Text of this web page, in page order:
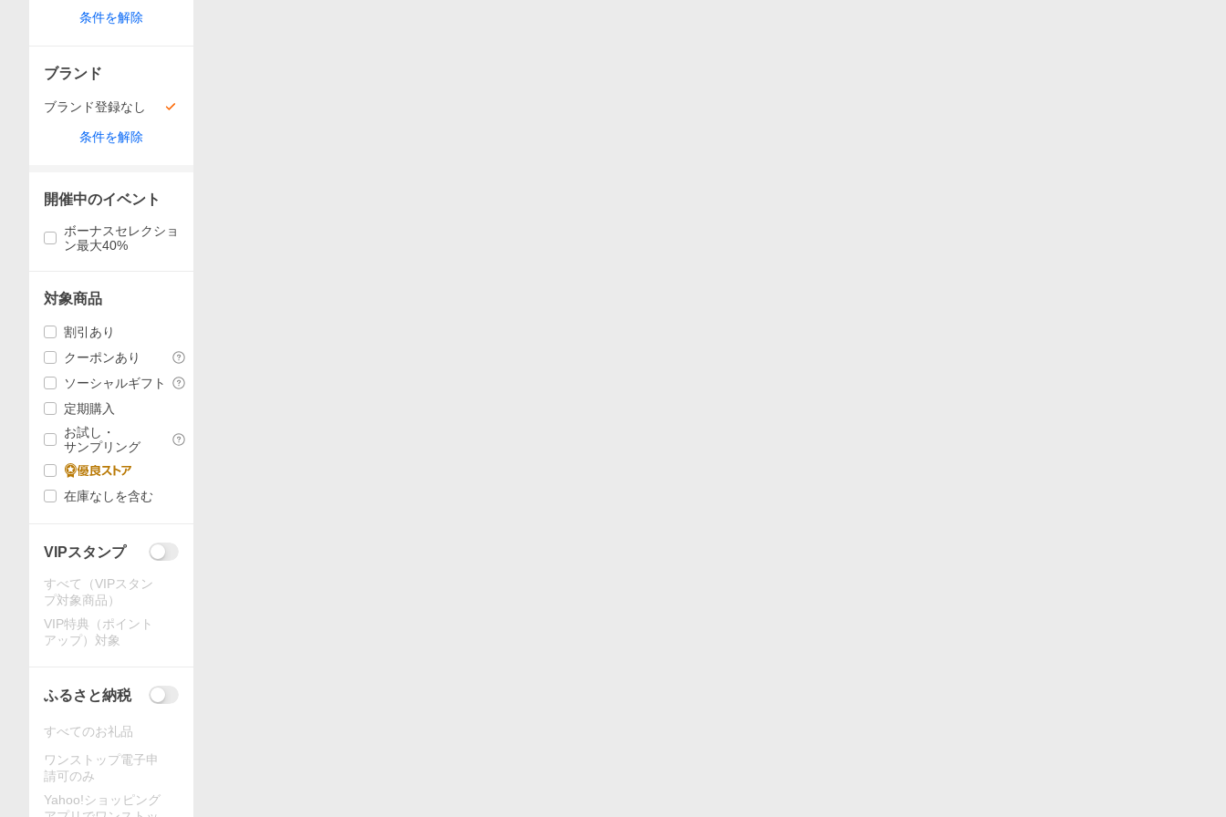
条件を解除
ブランド
ブランド登録なし
条件を解除
開催中のイベント
ボーナスセレクショ
ン最大40%
対象商品
割引あり
クーポンあり
ソーシャルギフト
定期購入
お試し・
サンプリング
在庫なしを含む
VIPスタンプ
すべて（VIPスタン
プ対象商品）
VIP特典（ポイント
アップ）対象
ふるさと納税
すべてのお礼品
ワンストップ電子申
請可のみ
Yahoo!ショッピング